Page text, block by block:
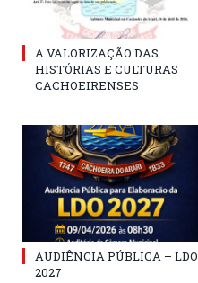
A VALORIZAÇÃO DAS
HISTÓRIAS E CULTURAS
CACHOEIRENSES
AUDIÊNCIA PÚBLICA – LDO
2027